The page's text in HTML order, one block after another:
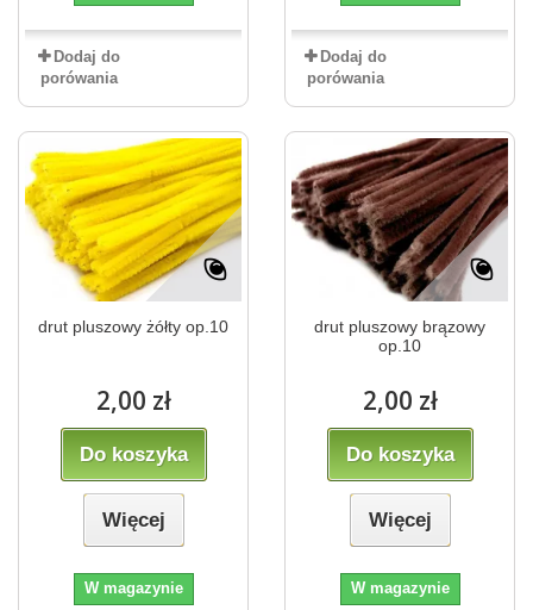
Dodaj do
porówania
Dodaj do
porówania
drut pluszowy żółty op.10
2,00 zł
Do koszyka
Więcej
W magazynie
drut pluszowy brązowy
op.10
2,00 zł
Do koszyka
Więcej
W magazynie